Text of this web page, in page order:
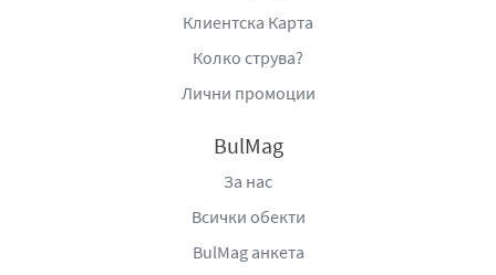
Клиентска Карта
Колко струва?
Лични промоции
BulMag
За нас
Всички обекти
BulMag анкета